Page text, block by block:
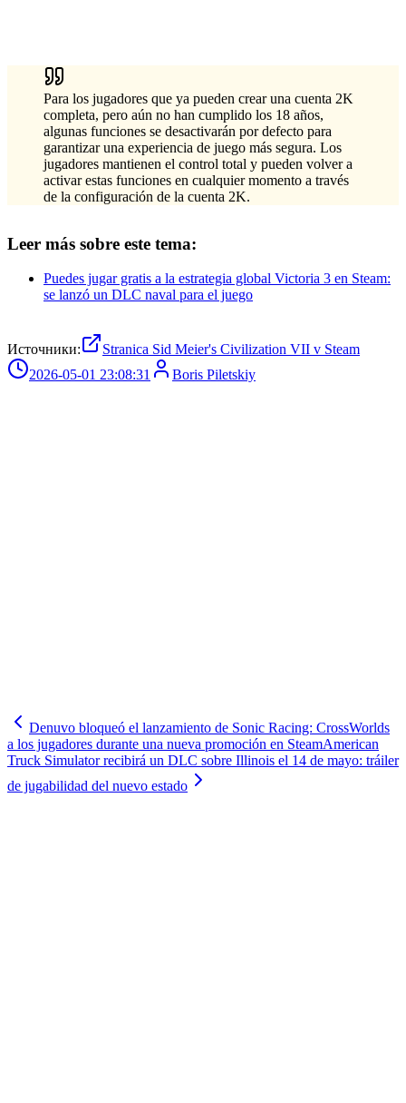
Para los jugadores que ya pueden crear una cuenta 2K
completa, pero aún no han cumplido los 18 años,
algunas funciones se desactivarán por defecto para
garantizar una experiencia de juego más segura. Los
jugadores mantienen el control total y pueden volver a
activar estas funciones en cualquier momento a través
de la configuración de la cuenta 2K.
Leer más sobre este tema:
Puedes jugar gratis a la estrategia global Victoria 3 en Steam:
se lanzó un DLC naval para el juego
Источники:
Stranica Sid Meier's Civilization VII v Steam
2026-05-01 23:08:31
Boris Piletskiy
Denuvo bloqueó el lanzamiento de Sonic Racing: CrossWorlds
a los jugadores durante una nueva promoción en SteamAmerican
Truck Simulator recibirá un DLC sobre Illinois el 14 de mayo: tráiler
de jugabilidad del nuevo estado